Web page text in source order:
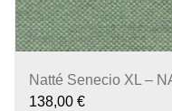
Natté Senecio XL –
138,00 €